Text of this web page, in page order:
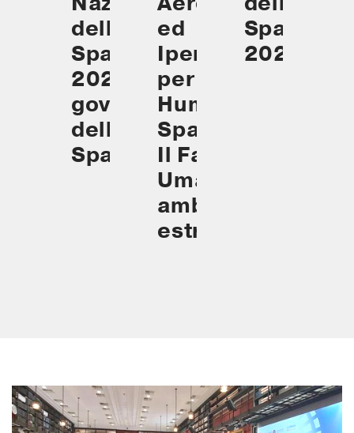
dello
Spazio
2025. La
governance
dello
Spazio
ed
Iperbarica
per lo
Human
Spaceflight.
Il Fattore
Umano negli
ambienti
estremi
Spazio
2024